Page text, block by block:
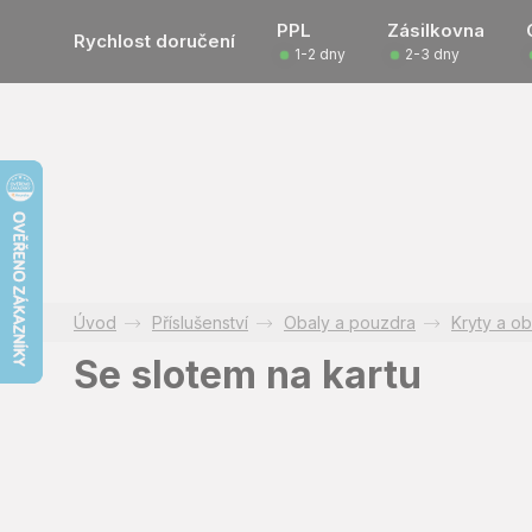
Rychlost doručení PPL Zásilkovna
1-2 dny 2-3 dny
Příslušenství Obaly a pouzdra Kryty a
Se slotem na kartu